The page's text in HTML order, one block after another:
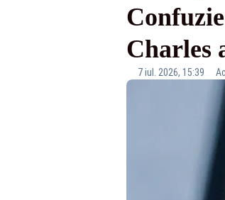
Charles
7 iul. 2026, 15:39